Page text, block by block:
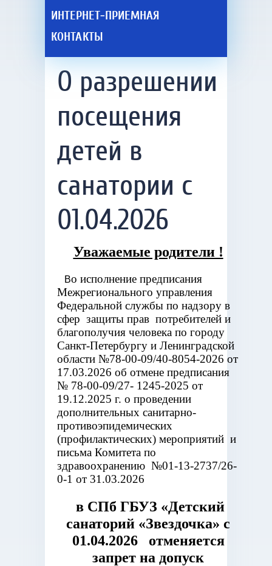
ИНТЕРНЕТ-ПРИЕМНАЯ
КОНТАКТЫ
О разрешении
посещения
детей в
санатории с
01.04.2026
Уважаемые родители !
Во исполнение предписания
Межрегионального управления
Федеральной службы по надзору в
сфер защиты прав потребителей и
благополучия человека по городу
Санкт-Петербургу и Ленинградской
области №78-00-09/40-8054-2026 от
17.03.2026 об отмене предписания
№ 78-00-09/27- 1245-2025 от
19.12.2025 г. о проведении
дополнительных санитарно-
противоэпидемических
(профилактических) мероприятий и
письма Комитета по
здравоохранению №01-13-2737/26-
0-1 от 31.03.2026
в СПб ГБУЗ «Детский
санаторий «Звездочка» с
01.04.2026 отменяется
запрет на допуск